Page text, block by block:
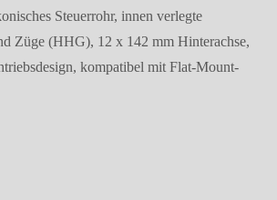
Steuerrohr, innen verlegte
Züge (HHG), 12 x 142 mm Hinterachse,
kompatibel mit Flat-Mount-